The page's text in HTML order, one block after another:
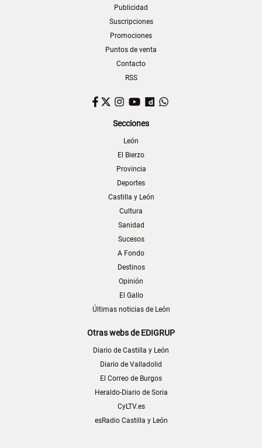
Publicidad
Suscripciones
Promociones
Puntos de venta
Contacto
RSS
Facebook
TwitterInstagram
YouTubeDailymotion
Secciones
León
El Bierzo
Provincia
Deportes
Castilla y León
Cultura
Sanidad
Sucesos
A Fondo
Destinos
Opinión
El Gallo
Últimas noticias de León
Otras webs de EDIGRUP
Diario de Castilla y León
Diario de Valladolid
El Correo de Burgos
Heraldo-Diario de Soria
CyLTV.es
esRadio Castilla y León